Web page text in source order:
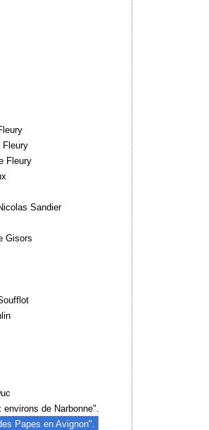
Fleury
Fleury
Sandier
Gisors
environs de Narbonne".
Papes en Avignon".